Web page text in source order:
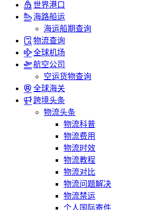
世界港口
海路船运
海运船期查询
物流查询
全球机场
航空公司
空运货物查询
全球海关
跨境头条
物流头条
物流科普
物流费用
物流时效
物流教程
物流对比
物流问题解决
物流禁运
个人国际寄件